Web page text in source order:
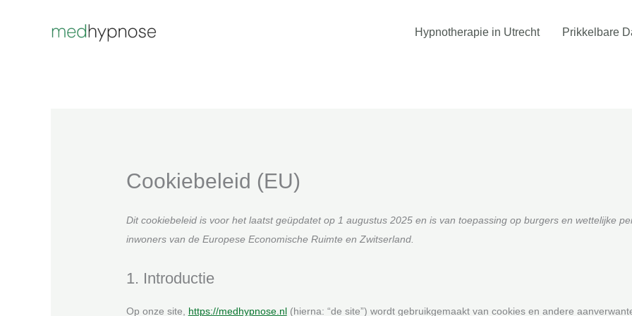
Hypnotherapie in Utrecht Prikkelbare
Cookiebeleid (EU)
Dit cookiebeleid is voor het laatst geüpdatet op 1 augustus 2025 en is van toepassing op burgers en wettelijke
inwoners van de Europese Economische Ruimte en Zwitserland.
1. Introductie
Op onze site, https://medhypnose.nl(hierna: “de site”) wordt gebruikgemaakt van cookies en andere